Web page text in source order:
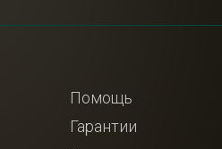
Помощь
Гарантии